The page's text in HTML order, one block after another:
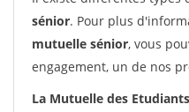
sénior. Pour plus
mutuelle sénior, vous
engagement, un de nos
La Mutuelle des